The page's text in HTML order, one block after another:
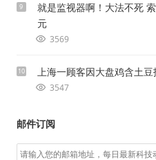
9
就是监视器啊！大法不死
元
3569
10 上海一顾客因大盘鸡含土
3547
邮件订阅